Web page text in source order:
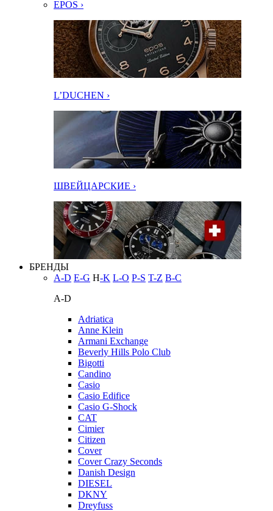
EPOS ›
L’DUCHEN ›
ШВЕЙЦАРСКИЕ ›
БРЕНДЫ
A-D E-G H-K L-O P-S T-Z В-С
A-D
Adriatica
Anne Klein
Armani Exchange
Beverly Hills Polo Club
Bigotti
Candino
Casio
Casio Edifice
Casio G-Shock
CAT
Cimier
Citizen
Cover
Cover Crazy Seconds
Danish Design
DIESEL
DKNY
Dreyfuss